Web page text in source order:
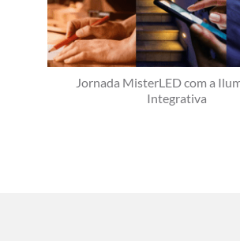
Jornada MisterLED com a
Integrativa